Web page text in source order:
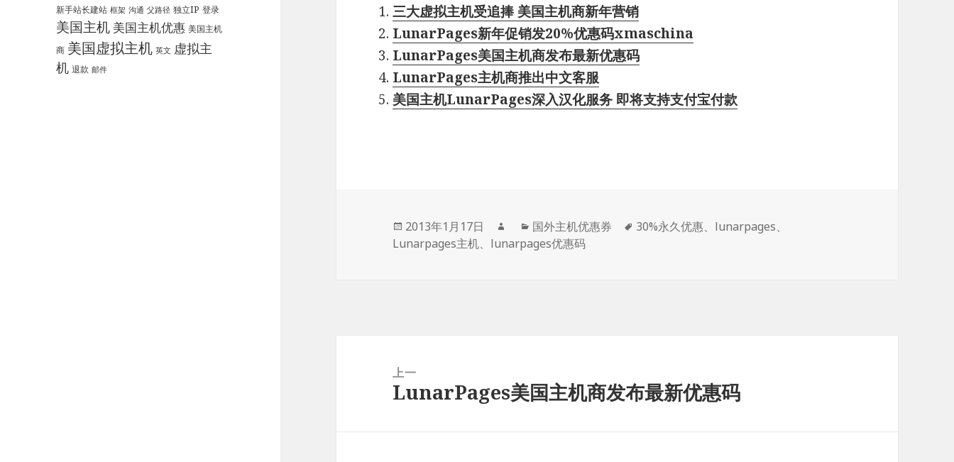
新手站长建站 框架 沟通 父路径 独立IP 登录
美国主机 美国主机优惠 美国主机
商 美国虚拟主机 英文 虚拟主
机 退款 邮件
三大虚拟主机受追捧 美国主机商新年营销
LunarPages新年促销发20%优惠码xmaschina
LunarPages美国主机商发布最新优惠码
LunarPages主机商推出中文客服
美国主机LunarPages深入汉化服务 即将支持支付宝付款
发
布
2013年1月17日
者
分
类
国外主机优惠券
标
30%永久优惠、 lunarpages、
Lunarpages主机、 lunarpages优惠码
上一
上
LunarPages美国主机商发布最新优惠码